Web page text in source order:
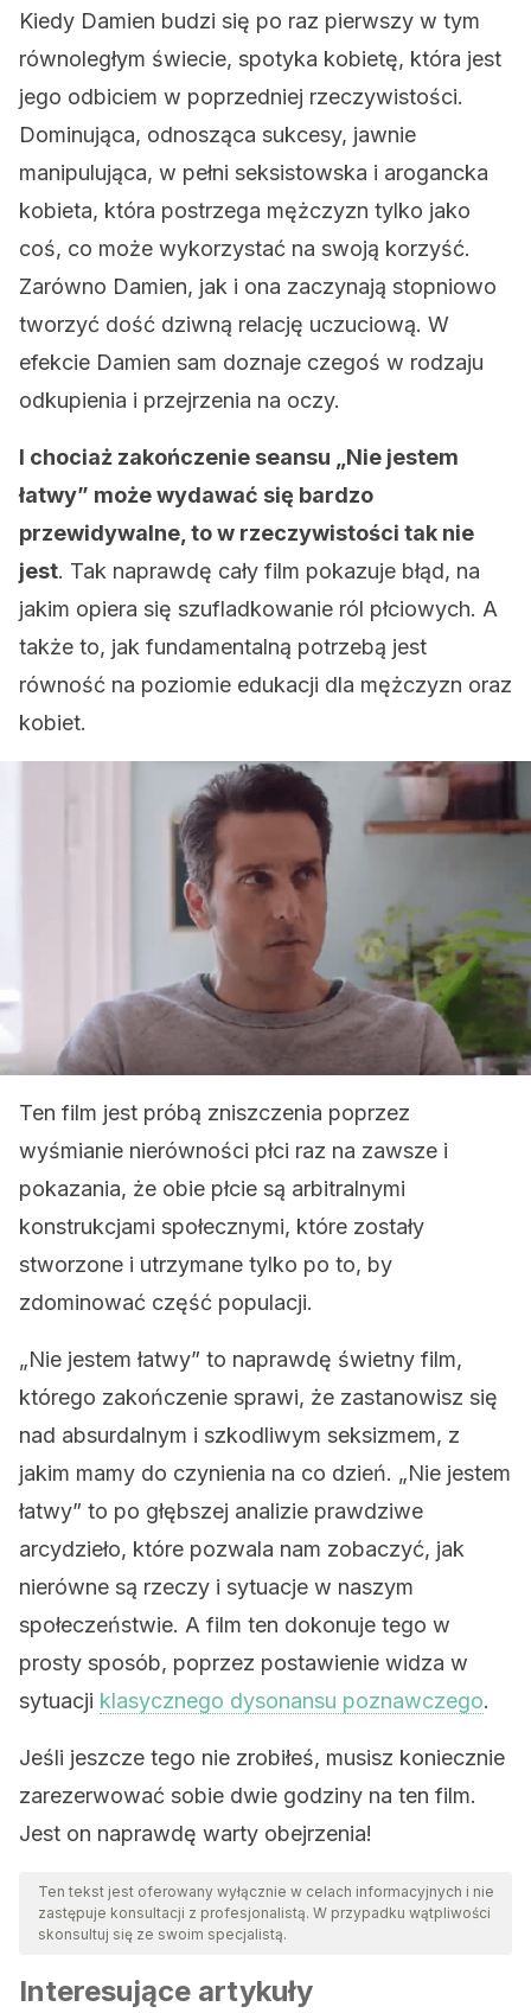
Kiedy Damien budzi się po raz pierwszy w tym
równoległym świecie, spotyka kobietę, która jest
jego odbiciem w poprzedniej rzeczywistości.
Dominująca, odnosząca sukcesy, jawnie
manipulująca, w pełni seksistowska i arogancka
kobieta, która postrzega mężczyzn tylko jako
coś, co może wykorzystać na swoją korzyść.
Zarówno Damien, jak i ona zaczynają stopniowo
tworzyć dość dziwną relację uczuciową. W
efekcie Damien sam doznaje czegoś w rodzaju
odkupienia i przejrzenia na oczy.
I chociaż zakończenie seansu „Nie jestem
łatwy” może wydawać się bardzo
przewidywalne, to w rzeczywistości tak nie
jest. Tak naprawdę cały film pokazuje błąd, na
jakim opiera się szufladkowanie ról płciowych. A
także to, jak fundamentalną potrzebą jest
równość na poziomie edukacji dla mężczyzn oraz
kobiet.
Ten film jest próbą zniszczenia poprzez
wyśmianie nierówności płci raz na zawsze i
pokazania, że obie płcie są arbitralnymi
konstrukcjami społecznymi, które zostały
stworzone i utrzymane tylko po to, by
zdominować część populacji.
„Nie jestem łatwy” to naprawdę świetny film,
którego zakończenie sprawi, że zastanowisz się
nad absurdalnym i szkodliwym seksizmem, z
jakim mamy do czynienia na co dzień. „Nie jestem
łatwy” to po głębszej analizie prawdziwe
arcydzieło, które pozwala nam zobaczyć, jak
nierówne są rzeczy i sytuacje w naszym
społeczeństwie. A film ten dokonuje tego w
prosty sposób, poprzez postawienie widza w
sytuacji klasycznego dysonansu poznawczego.
Jeśli jeszcze tego nie zrobiłeś, musisz koniecznie
zarezerwować sobie dwie godziny na ten film.
Jest on naprawdę warty obejrzenia!
Ten tekst jest oferowany wyłącznie w celach informacyjnych i nie
zastępuje konsultacji z profesjonalistą. W przypadku wątpliwości
skonsultuj się ze swoim specjalistą.
Interesujące artykuły